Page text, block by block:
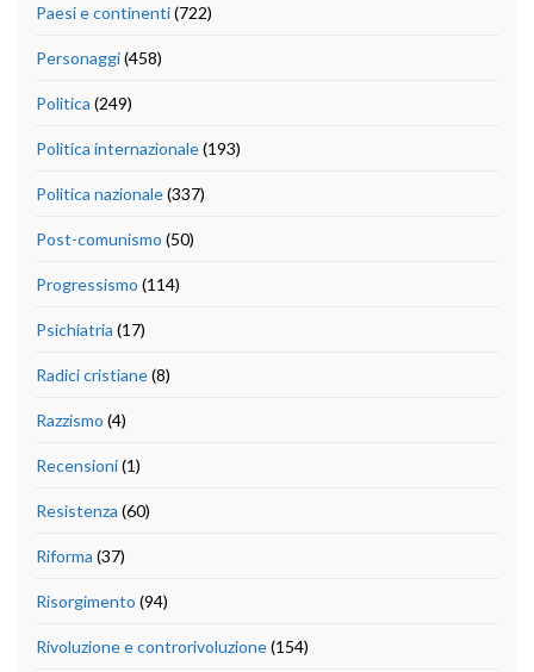
Paesi e continenti(722)
Personaggi(458)
Politica (249)
Politica internazionale(193)
Politica nazionale(337)
Post-comunismo (50)
Progressismo (114)
Psichiatria (17)
Radici cristiane(8)
Razzismo (4)
Recensioni(1)
Resistenza (60)
Riforma (37)
Risorgimento (94)
Rivoluzione e controrivoluzione(154)